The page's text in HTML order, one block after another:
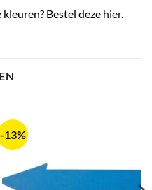
Bestel deze hier.
-13%